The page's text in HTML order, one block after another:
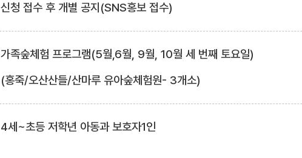
신청 접수 후 개별 공지(SNS홍보 접수)
가족숲체험 프로그램(5월,6월, 9월, 10월 세 번째 토요일)
(홍죽/오산산들/산마루 유아숲체험원- 3개소)
4세~초등 저학년 아동과 보호자1인